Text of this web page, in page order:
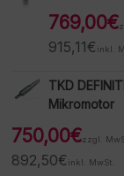
769,00€
915,11€ inkl.
TKD
Mikromotor
750,00€zzgl.
892,50€ inkl. MwSt.